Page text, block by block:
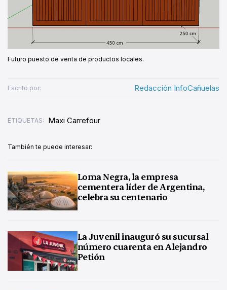
Futuro puesto de venta de productos locales.
Escrito por: Redacción InfoCañuelas
ETIQUETAS: Maxi Carrefour
También te puede interesar:
Loma Negra, la empresa
cementera líder de Argentina,
celebra su centenario
La Juvenil inauguró su sucursal
número cuarenta en Alejandro
Petión